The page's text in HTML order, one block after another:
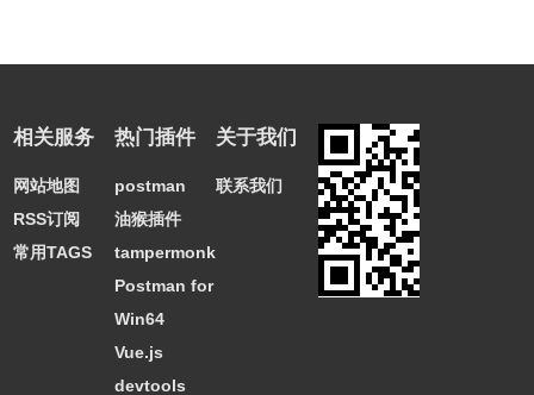
相关服务
网站地图
RSS订阅
常用TAGS
热门插件
postman
油猴插件
tampermonkey
Postman for
Win64
Vue.js
devtools
关于我们
联系我们